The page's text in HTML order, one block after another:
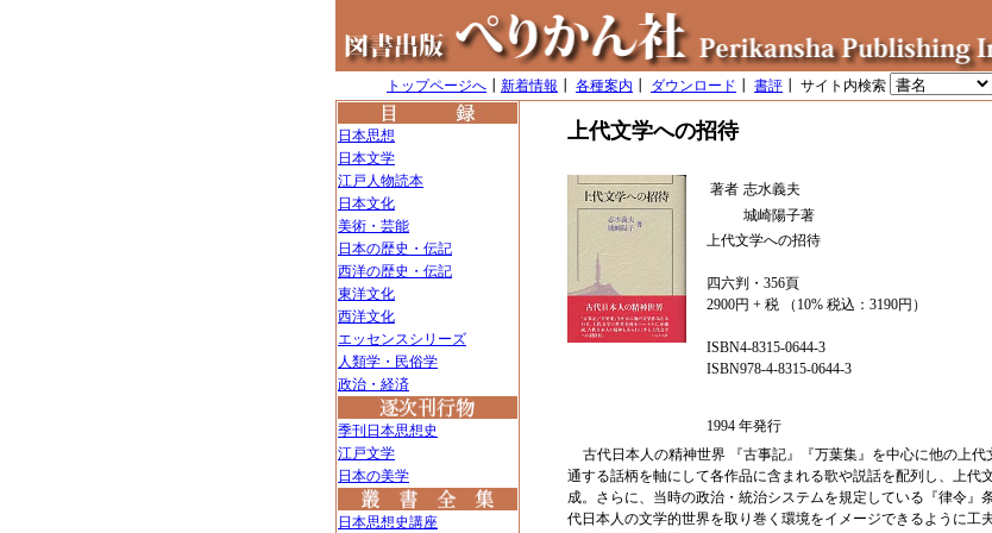
トップページへ 新着情報 各種案内 ダウンロード 書評 ┃ サイト内検索
日本思想
日本文学
江戸人物読本
日本文化
美術・芸能
日本の歴史・伝記
西洋の歴史・伝記
東洋文化
西洋文化
エッセンスシリーズ
人類学・民俗学
政治・経済
季刊日本思想史
江戸文学
日本の美学
日本思想史講座
上代文学への招待
著者 志水義夫
城崎陽子著
上代文学への招待
四六判・356頁
2900円 + 税 （10% 税込：3190円）
ISBN4-8315-0644-3
ISBN978-4-8315-0644-3
1994 年発行
古代日本人の精神世界 『古事記』『万葉集』を中心に他の上
通する話柄を軸にして各作品に含まれる歌や説話を配列し、上代
成。さらに、当時の政治・統治システムを規定している『律令』
代日本人の文学的世界を取り巻く環境をイメージできるように工